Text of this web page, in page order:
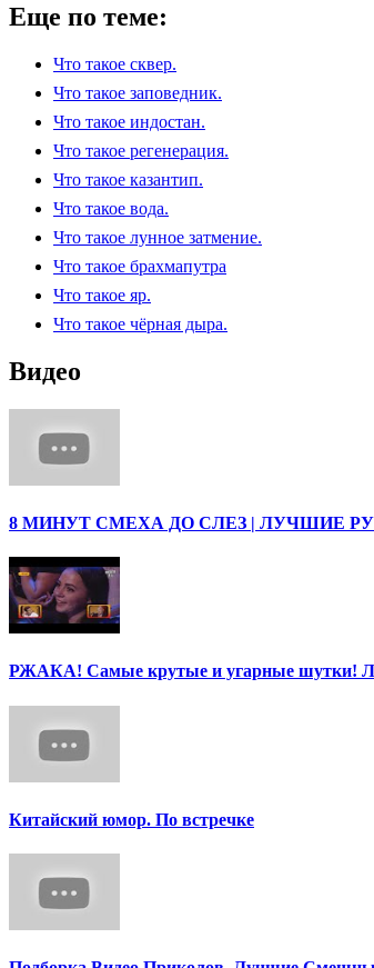
Еще по теме:
Что такое сквер.
Что такое заповедник.
Что такое индостан.
Что такое регенерация.
Что такое казантип.
Что такое вода.
Что такое лунное затмение.
Что такое брахмапутра
Что такое яр.
Что такое чёрная дыра.
Видео
8 МИНУТ СМЕХА ДО СЛЕЗ | ЛУЧШИЕ
РЖАКА! Самые крутые и угарные шутки!
Китайский юмор. По встречке